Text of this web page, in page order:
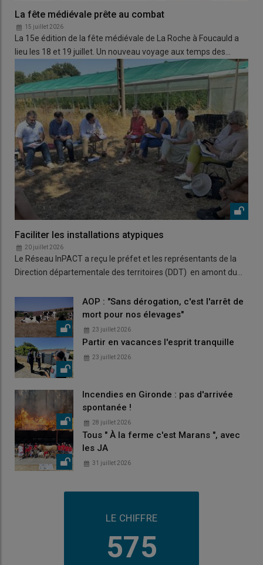
La fête médiévale prête au combat
15 juillet 2026
La 15e édition de la fête médiévale de La Roche à Foucauld a
lieu les 18 et 19 juillet. Un nouveau voyage aux temps des…
Faciliter les installations atypiques
20 juillet 2026
Le Réseau InPACT a reçu le préfet et les représentants de la
Direction départementale des territoires (DDT) en amont du…
AOP : "Sans dérogation, c'est l'arrêt de
mort pour nos élevages"
23 juillet 2026
Partir en vacances l'esprit tranquille
23 juillet 2026
Incendies en Gironde : pas d'arrivée
spontanée !
28 juillet 2026
Tous " À la ferme c'est Marans ", avec
les JA
31 juillet 2026
LE CHIFFRE
575